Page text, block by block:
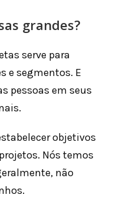
grandes?
serve para
e segmentos. E
pessoas em seus
objetivos
Nós temos
não